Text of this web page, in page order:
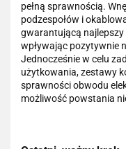
pełną sprawnością.
podzespołów i
gwarantującą najlepszy
wpływając pozytywnie
Jednocześnie w celu
użytkowania, zestawy
sprawności obwodu
możliwość powstania